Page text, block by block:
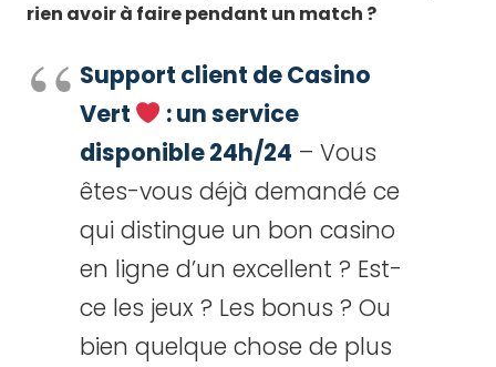
rien avoir à faire pendant un match ?
Support client de Casino
Vert
: un service
disponible 24h/24 – Vous
êtes-vous déjà demandé ce
qui distingue un bon casino
en ligne d’un excellent ? Est-
ce les jeux ? Les bonus ? Ou
bien quelque chose de plus